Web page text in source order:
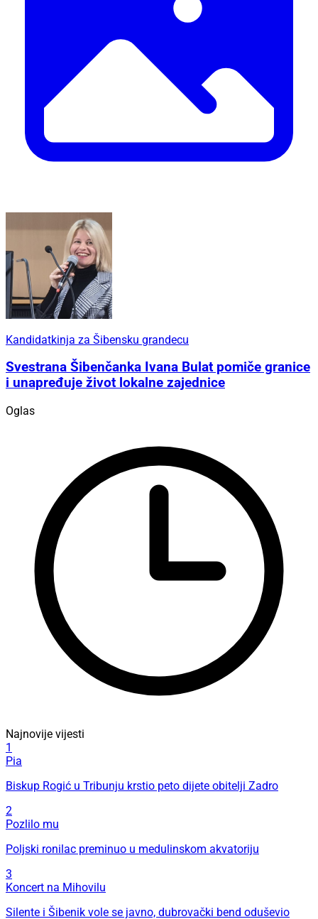
Kandidatkinja za Šibensku grandecu
Svestrana Šibenčanka Ivana Bulat pomiče granice
i unapređuje život lokalne zajednice
Oglas
Najnovije vijesti
1
Pia
Biskup Rogić u Tribunju krstio peto dijete obitelji Zadro
2
Pozlilo mu
Poljski ronilac preminuo u medulinskom akvatoriju
3
Koncert na Mihovilu
Silente i Šibenik vole se javno, dubrovački bend oduševio